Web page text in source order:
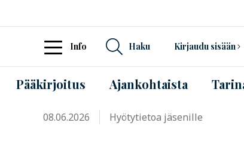
Info Haku Kirjaudu sisään
Pääkirjoitus Ajankohtaista
08.06.2026 Hyötytietoa jäsenille